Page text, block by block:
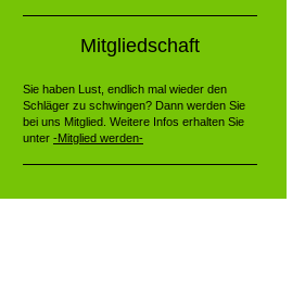
Mitgliedschaft
Sie haben Lust, endlich mal wieder den
Schläger zu schwingen? Dann werden Sie
bei uns Mitglied. Weitere Infos erhalten Sie
unter -Mitglied werden-